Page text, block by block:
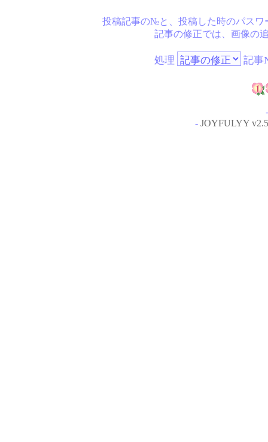
投稿記事の№と、投稿した時のパスワ
記事の修正では、画像の
処理 記事
- JOYFULYY